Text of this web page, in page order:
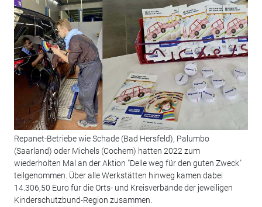
Repanet-Betriebe wie Schade (Bad Hersfeld), Palumbo
(Saarland) oder Michels (Cochem) hatten 2022 zum
wiederholten Mal an der Aktion "Delle weg für den guten Zweck"
teilgenommen. Über alle Werkstätten hinweg kamen dabei
14.306,50 Euro für die Orts- und Kreisverbände der jeweiligen
Kinderschutzbund-Region zusammen.